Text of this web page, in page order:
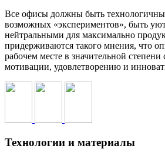
Все офисы должны быть
возможных «экспериментов», быть
нейтральными для максимально
придерживаются такого мнения, что
рабочем месте в значительной степени
мотивации, удовлетворению и
Технологии и материалы